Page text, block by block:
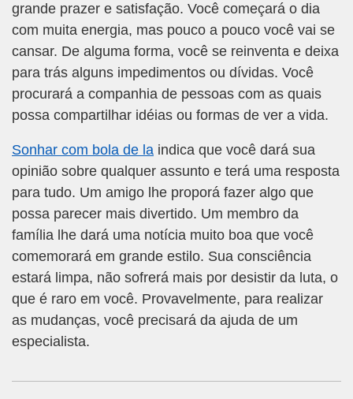
grande prazer e satisfação. Você começará o dia
com muita energia, mas pouco a pouco você vai se
cansar. De alguma forma, você se reinventa e deixa
para trás alguns impedimentos ou dívidas. Você
procurará a companhia de pessoas com as quais
possa compartilhar idéias ou formas de ver a vida.
Sonhar com bola de la indica que você dará sua
opinião sobre qualquer assunto e terá uma resposta
para tudo. Um amigo lhe proporá fazer algo que
possa parecer mais divertido. Um membro da
família lhe dará uma notícia muito boa que você
comemorará em grande estilo. Sua consciência
estará limpa, não sofrerá mais por desistir da luta, o
que é raro em você. Provavelmente, para realizar
as mudanças, você precisará da ajuda de um
especialista.